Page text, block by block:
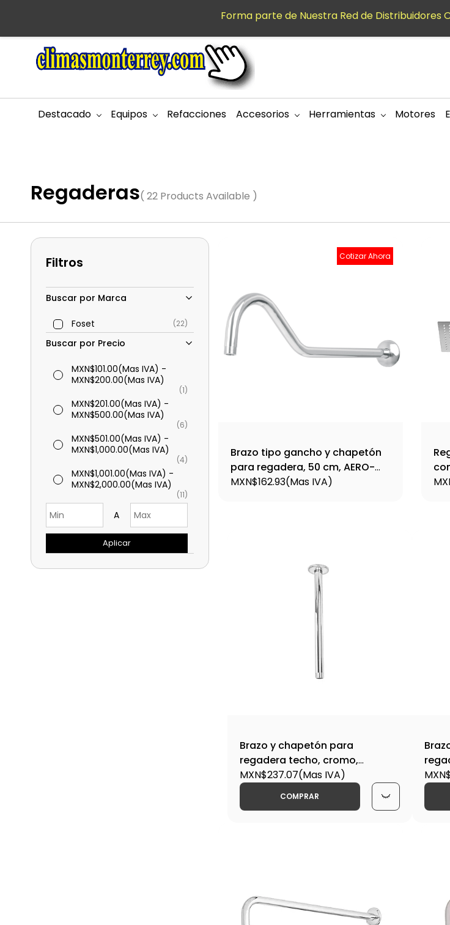
principal
Destacado Equipos Refacciones Accesorios Herramientas Motores
Regaderas( 22 Products Available )
Filtros
Buscar por Marca
Foset (22)
Buscar por Precio
MXN$101.00(Mas IVA) -
MXN$200.00(Mas IVA)
(1)
MXN$201.00(Mas IVA) -
MXN$500.00(Mas IVA)
(6)
MXN$501.00(Mas IVA) -
MXN$1,000.00(Mas IVA)
(4)
MXN$1,001.00(Mas IVA) -
MXN$2,000.00(Mas IVA)
(11)
A
Aplicar
Cotizar Ahora
Brazo tipo gancho y chapetón
para regadera, 50 cm, AERO-
BCH-720 / 44508
MXN$162.93(Mas IVA)
R-
Brazo y chapetón para
regadera techo, cromo,
ELEMENT-BCH-710 / 49472
MXN$237.07(Mas IVA)
COMPRAR
Forma parte de Nuestra Red de Distribuidores